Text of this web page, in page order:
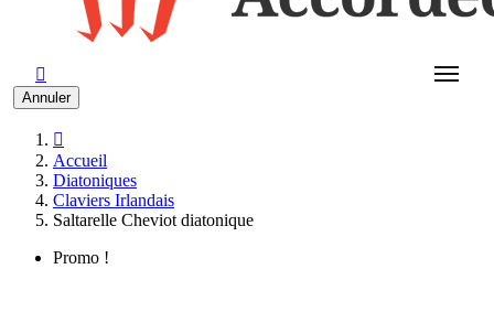

Annuler

Accueil
Diatoniques
Claviers Irlandais
Saltarelle Cheviot diatonique
Promo !